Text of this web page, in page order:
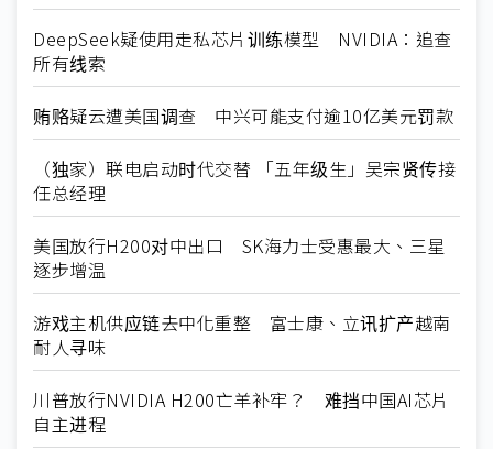
DeepSeek疑使用走私芯片训练模型 NVIDIA：追查
所有线索
贿赂疑云遭美国调查 中兴可能支付逾10亿美元罚款
（独家）联电启动时代交替 「五年级生」吴宗贤传接
任总经理
美国放行H200对中出口 SK海力士受惠最大、三星
逐步增温
游戏主机供应链去中化重整 富士康、立讯扩产越南
耐人寻味
川普放行NVIDIA H200亡羊补牢？ 难挡中国AI芯片
自主进程